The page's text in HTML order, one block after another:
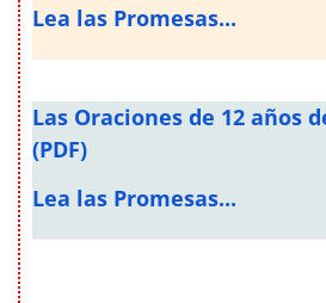
Lea las Promesas...
Las Oraciones de 12 años
(PDF)
Lea las Promesas...